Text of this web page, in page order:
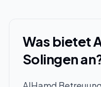
Was bietet
Solingen